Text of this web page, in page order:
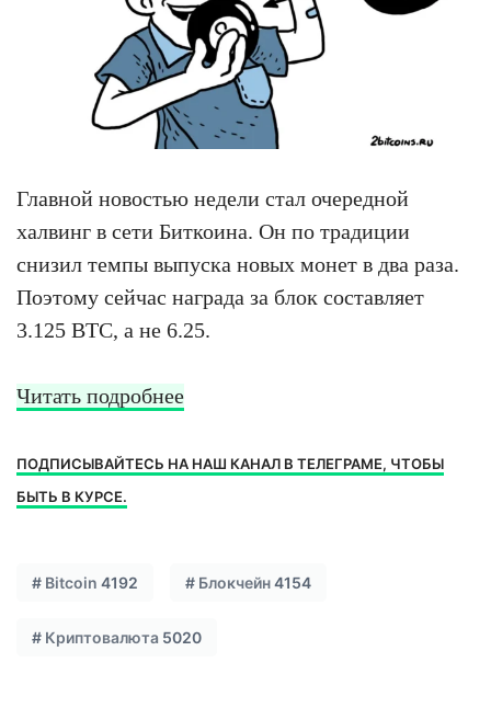
Главной новостью недели стал очередной
халвинг в сети Биткоина. Он по традиции
снизил темпы выпуска новых монет в два раза.
Поэтому сейчас награда за блок составляет
3.125 BTC, а не 6.25.
Читать подробнее
ПОДПИСЫВАЙТЕСЬ НА НАШ КАНАЛ В ТЕЛЕГРАМЕ, ЧТОБЫ
БЫТЬ В КУРСЕ.
# Bitcoin 4192 # Блокчейн4154
# Криптовалюта 5020